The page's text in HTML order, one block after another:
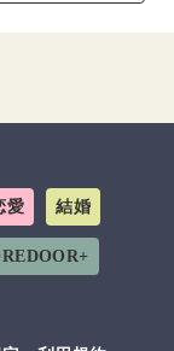
愛 結婚